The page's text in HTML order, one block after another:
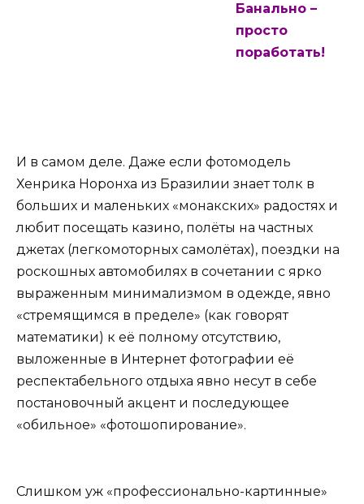
Банально –
просто
поработать!
И в самом деле. Даже если фотомодель
Хенрика Норонха из Бразилии знает толк в
больших и маленьких «монакских» радостях и
любит посещать казино, полёты на частных
джетах (легкомоторных самолётах), поездки на
роскошных автомобилях в сочетании с ярко
выраженным минимализмом в одежде, явно
«стремящимся в пределе» (как говорят
математики) к её полному отсутствию,
выложенные в Интернет фотографии её
респектабельного отдыха явно несут в себе
постановочный акцент и последующее
«обильное» «фотошопирование».
Слишком уж «профессионально-картинные»